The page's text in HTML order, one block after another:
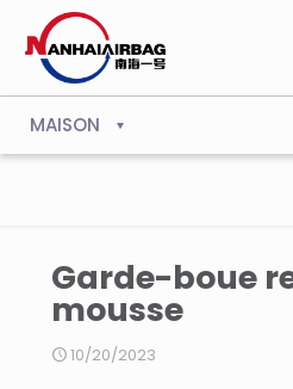
MAISON
Garde-boue
mousse
10/20/2023